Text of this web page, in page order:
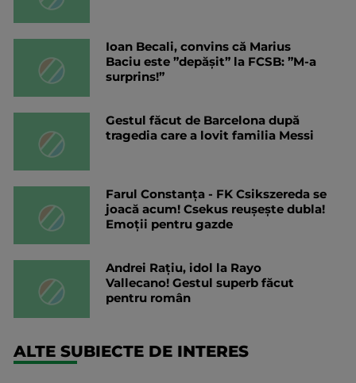
Ioan Becali, convins că Marius
Baciu este ”depășit” la FCSB: ”M-a
surprins!”
Gestul făcut de Barcelona după
tragedia care a lovit familia Messi
Farul Constanța - FK Csikszereda se
joacă acum! Csekus reușește dubla!
Emoții pentru gazde
Andrei Rațiu, idol la Rayo
Vallecano! Gestul superb făcut
pentru român
ALTE SUBIECTE DE INTERES